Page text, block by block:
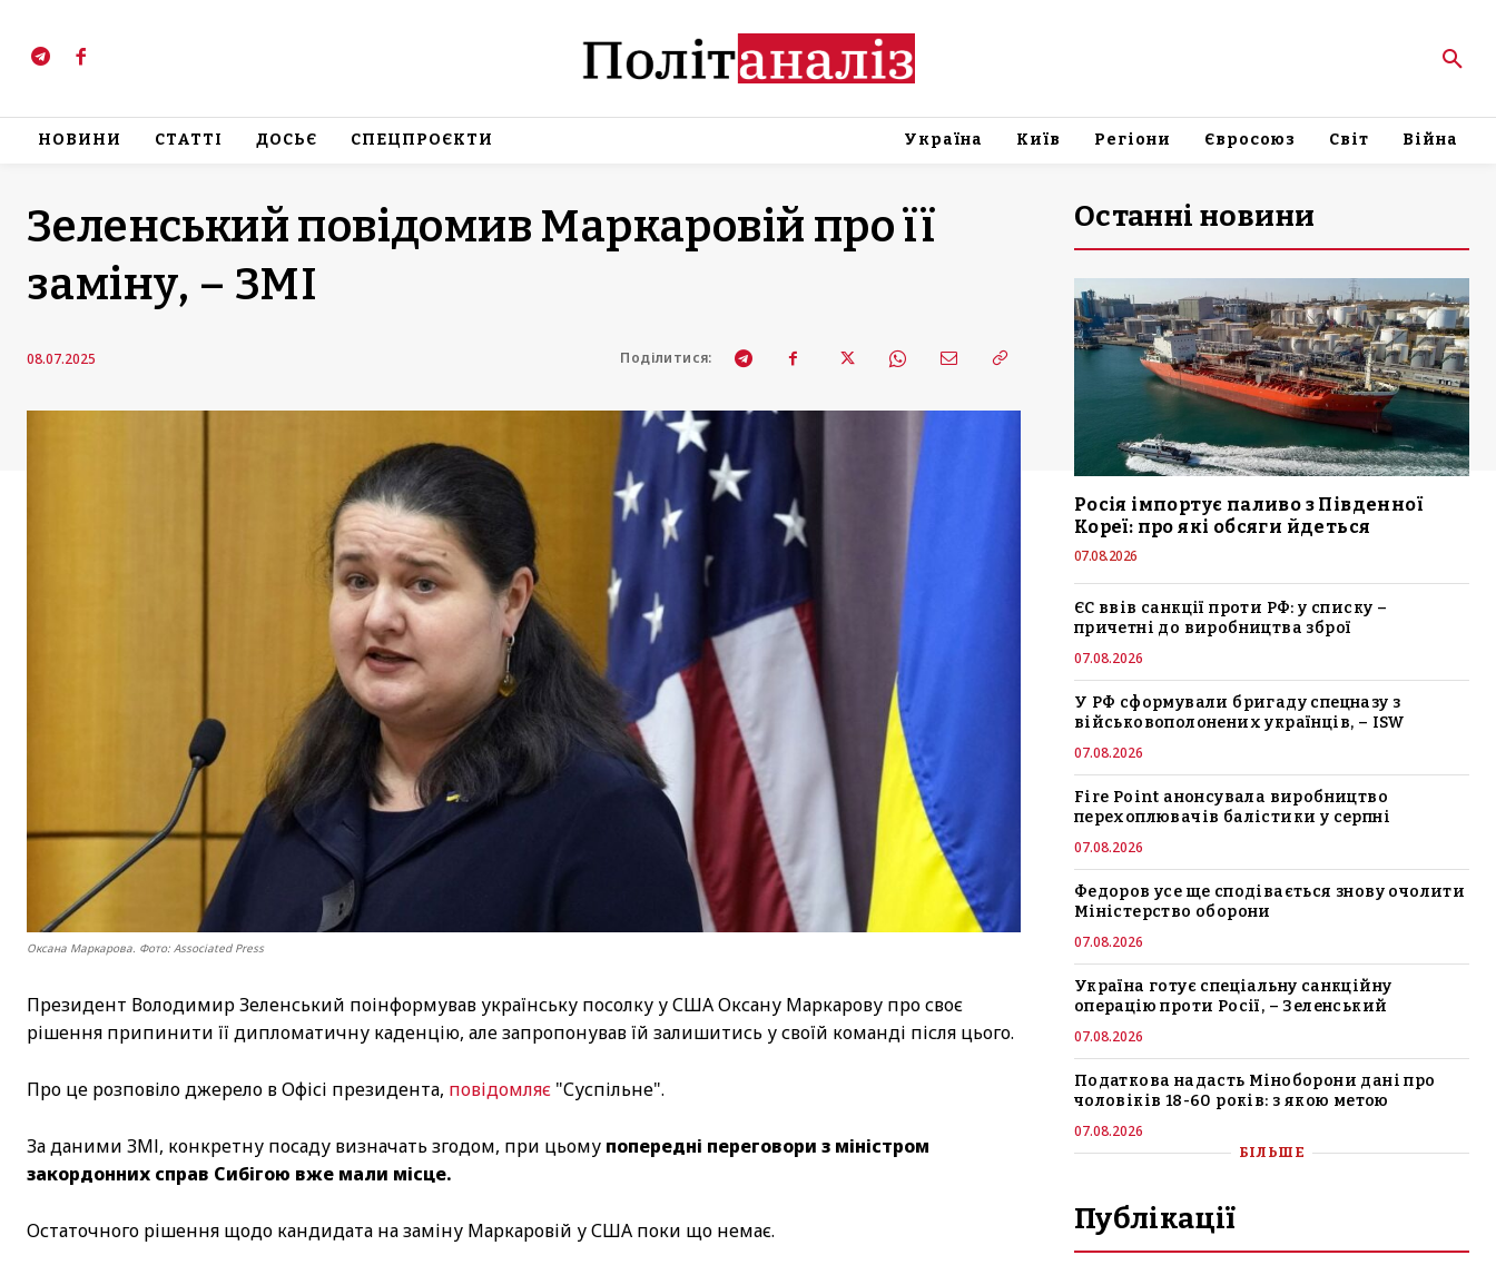
НОВИНИ СТАТТІ ДОСЬЄ СПЕЦПРОЄКТИ Україна Київ Регіони Євросоюз Світ Війна
Зеленський повідомив Маркаровій про її
заміну, – ЗМІ
08.07.2025 Поділитися:
Оксана Маркарова. Фото: Associated Press
Президент Володимир Зеленський поінформував українську посолку у США Оксану Маркарову про своє
рішення припинити її дипломатичну каденцію, але запропонував їй залишитись у своїй команді після цього.
Про це розповіло джерело в Офісі президента, повідомляє "Суспільне".
За даними ЗМІ, конкретну посаду визначать згодом, при цьому попередні переговори з міністром
закордонних справ Сибігою вже мали місце.
Остаточного рішення щодо кандидата на заміну Маркаровій у США поки що немає.
Останні новини
Росія імпортує паливо з Південної
Кореї: про які обсяги йдеться
07.08.2026
ЄС ввів санкції проти РФ: у списку –
причетні до виробництва зброї
07.08.2026
У РФ сформували бригаду спецназу з
військовополонених українців, – ISW
07.08.2026
Fire Point анонсувала виробництво
перехоплювачів балістики у серпні
07.08.2026
Федоров усе ще сподівається знову очолити
Міністерство оборони
07.08.2026
Україна готує спеціальну санкційну
операцію проти Росії, – Зеленський
07.08.2026
Податкова надасть Міноборони дані про
чоловіків 18-60 років: з якою метою
07.08.2026
БІЛЬШЕ
Публікації